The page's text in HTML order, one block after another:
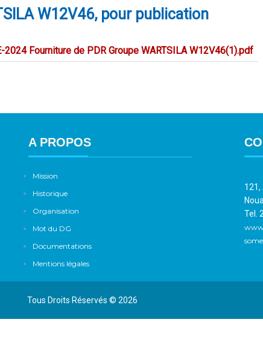
W12V46, pour publication
Fourniture de PDR Groupe WARTSILA W12V46(1).pdf
A PROPOS
Mission
Historique
Organisation
Mot du DG
Documentations
Mentions légales
121,
Tel.
Tous Droits Réservés © 2026